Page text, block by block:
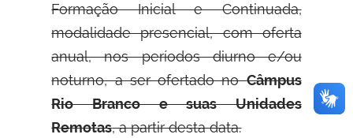
Formação Inicial e Continuada,
modalidade presencial, com oferta
anual, nos períodos diurno e/ou
noturno, a ser ofertado noCâmpus
Rio Branco e suas Unidades
Remotas, a partir desta data.